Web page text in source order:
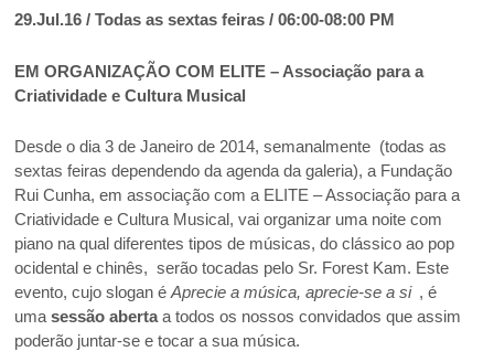
29.Jul.16 / Todas as sextas feiras / 06:00-08:00 PM
EM ORGANIZAÇÃO COM ELITE – Associação para a
Criatividade e Cultura Musical
Desde o dia 3 de Janeiro de 2014, semanalmente (todas as
sextas feiras dependendo da agenda da galeria), a Fundação
Rui Cunha, em associação com a ELITE – Associação para a
Criatividade e Cultura Musical, vai organizar uma noite com
piano na qual diferentes tipos de músicas, do clássico ao pop
ocidental e chinês, serão tocadas pelo Sr. Forest Kam. Este
evento, cujo slogan éAprecie a música, aprecie-se a si , é
umasessão abertaa todos os nossos convidados que assim
poderão juntar-se e tocar a sua música.